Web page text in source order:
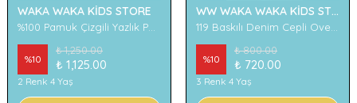
WAKA WAKA KİDS STORE
%10
₺ 1,250.00
₺ 1,125.00
2 Renk 4 Yaş
WW WAKA WAKA KİDS STORE
%10
₺ 800.00
₺ 720.00
3 Renk 4 Yaş